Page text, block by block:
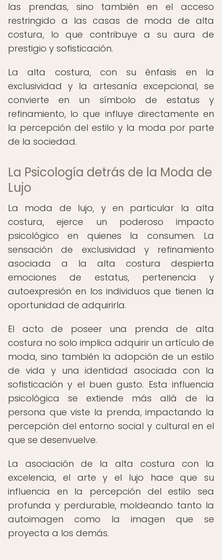
las prendas, sino también en el acceso
restringido a las casas de moda de alta
costura, lo que contribuye a su aura de
prestigio y sofisticación.
La alta costura, con su énfasis en la
exclusividad y la artesanía excepcional, se
convierte en un símbolo de estatus y
refinamiento, lo que influye directamente en
la percepción del estilo y la moda por parte
de la sociedad.
La Psicología detrás de la Moda de
Lujo
La moda de lujo, y en particular la alta
costura, ejerce un poderoso impacto
psicológico en quienes la consumen. La
sensación de exclusividad y refinamiento
asociada a la alta costura despierta
emociones de estatus, pertenencia y
autoexpresión en los individuos que tienen la
oportunidad de adquirirla.
El acto de poseer una prenda de alta
costura no solo implica adquirir un artículo de
moda, sino también la adopción de un estilo
de vida y una identidad asociada con la
sofisticación y el buen gusto. Esta influencia
psicológica se extiende más allá de la
persona que viste la prenda, impactando la
percepción del entorno social y cultural en el
que se desenvuelve.
La asociación de la alta costura con la
excelencia, el arte y el lujo hace que su
influencia en la percepción del estilo sea
profunda y perdurable, moldeando tanto la
autoimagen como la imagen que se
proyecta a los demás.